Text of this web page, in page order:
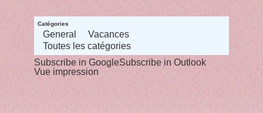
Catégories
General
Vacances
Toutes les catégories
Subscribe in GoogleSubscribe in Outlook
Vueimpression